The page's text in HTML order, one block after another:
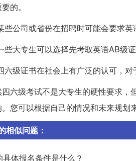
的。
些公司或省份在招聘时可能会要求
些大专生可以选择先考取英语AB级
六级证书在社会上有广泛的认可，对
六级考试不是大专生的硬性要求
您可以根据自己的情况和未来规划
相似问题：
体报名条件是什么？